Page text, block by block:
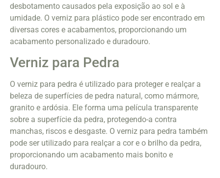
desbotamento causados pela exposição ao sol e à
umidade. O verniz para plástico pode ser encontrado em
diversas cores e acabamentos, proporcionando um
acabamento personalizado e duradouro.
Verniz para Pedra
O verniz para pedra é utilizado para proteger e realçar a
beleza de superfícies de pedra natural, como mármore,
granito e ardósia. Ele forma uma película transparente
sobre a superfície da pedra, protegendo-a contra
manchas, riscos e desgaste. O verniz para pedra também
pode ser utilizado para realçar a cor e o brilho da pedra,
proporcionando um acabamento mais bonito e
duradouro.